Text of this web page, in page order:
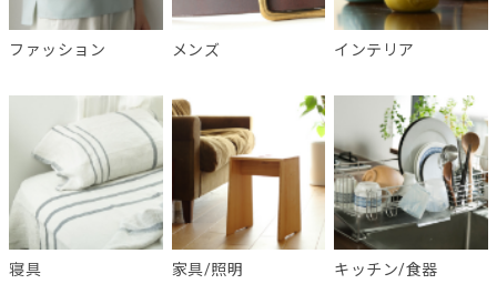
ファッション メンズ インテリア
寝具 家具/照明 キッチン/食器